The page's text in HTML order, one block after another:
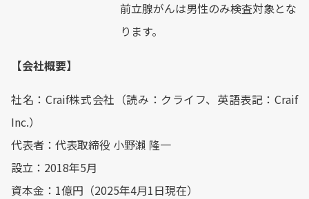
前立腺がんは男性のみ検査対象とな
ります。
【会社概要】
社名：Craif株式会社（読み：クライフ、英語表記：Craif
Inc.）
代表者：代表取締役 小野瀨 隆一
設立：2018年5月
資本金：1億円（2025年4月1日現在）